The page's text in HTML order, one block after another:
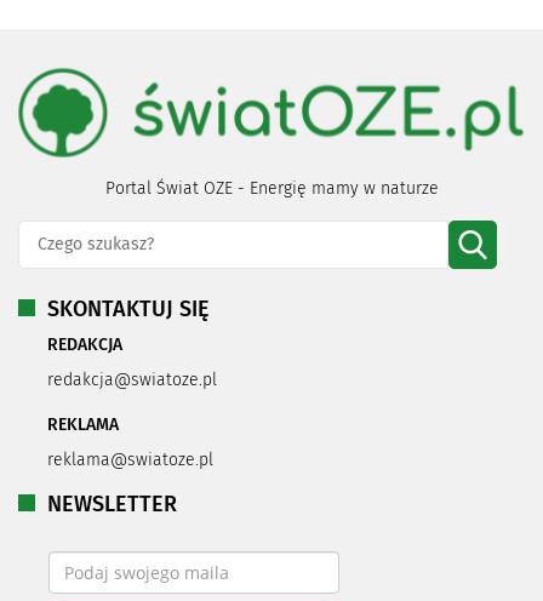
Portal Świat OZE - Energię mamy w naturze
SKONTAKTUJ SIĘ
REDAKCJA
redakcja@swiatoze.pl
REKLAMA
reklama@swiatoze.pl
NEWSLETTER